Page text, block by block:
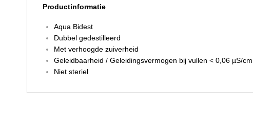
Productinformatie
Aqua Bidest
Dubbel gedestilleerd
Met verhoogde zuiverheid
Geleidbaarheid / Geleidingsvermogen bij vullen < 0,06 µS/cm.
Niet steriel